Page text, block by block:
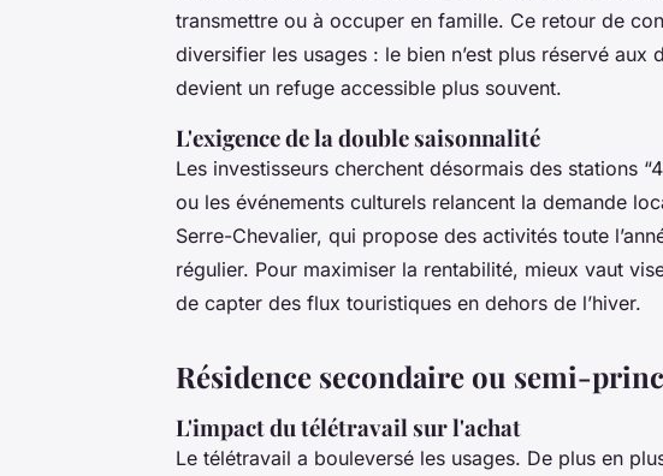
transmettre ou à occuper en famille. Ce retour de
diversifier les usages : le bien n’est plus réservé aux
devient un refuge accessible plus souvent.
L'exigence de la double saisonnalité
Les investisseurs cherchent désormais des stations
ou les événements culturels relancent la demande
Serre-Chevalier, qui propose des activités toute
régulier. Pour maximiser la rentabilité, mieux vaut
de capter des flux touristiques en dehors de l’hiver.
Résidence secondaire ou semi-
L'impact du télétravail sur l'achat
Le télétravail a bouleversé les usages. De plus en